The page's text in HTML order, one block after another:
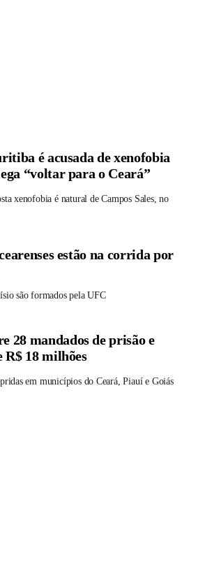
é acusada de xenofobia
“voltar para o Ceará”
xenofobia é natural de Campos Sales, no
estão na corrida por
são formados pela UFC
28 mandados de prisão e
R$ 18 milhões
em municípios do Ceará, Piauí e Goiás